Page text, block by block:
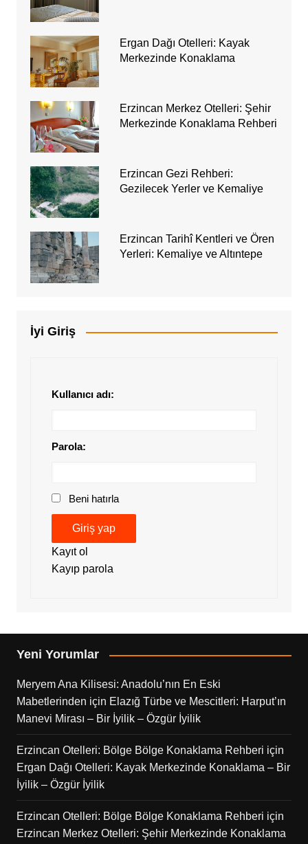
Ergan Dağı Otelleri: Kayak
Merkezinde Konaklama
Erzincan Merkez Otelleri: Şehir
Merkezinde Konaklama Rehberi
Erzincan Gezi Rehberi:
Gezilecek Yerler ve Kemaliye
Erzincan Tarihî Kentleri ve Ören
Yerleri: Kemaliye ve Altıntepe
İyi Giriş
Kullanıcı adı:
Parola:
Beni hatırla
Giriş yap
Kayıt ol
Kayıp parola
Yeni Yorumlar
Meryem Ana Kilisesi: Anadolu’nın En Eski
Mabetlerinden için Elazığ Türbe ve Mescitleri: Harput’ın
Manevi Mirası – Bir İyilik – Özgür İyilik
Erzincan Otelleri: Bölge Bölge Konaklama Rehberi için
Ergan Dağı Otelleri: Kayak Merkezinde Konaklama – Bir
İyilik – Özgür İyilik
Erzincan Otelleri: Bölge Bölge Konaklama Rehberi için
Erzincan Merkez Otelleri: Şehir Merkezinde Konaklama